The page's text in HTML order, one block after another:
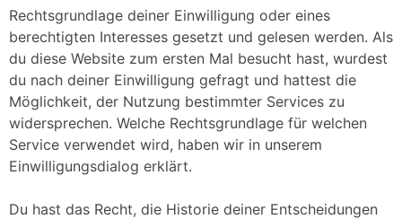
Rechtsgrundlage deiner Einwilligung oder eines
berechtigten Interesses gesetzt und gelesen werden. Als
du diese Website zum ersten Mal besucht hast, wurdest
du nach deiner Einwilligung gefragt und hattest die
Möglichkeit, der Nutzung bestimmter Services zu
widersprechen. Welche Rechtsgrundlage für welchen
Service verwendet wird, haben wir in unserem
Einwilligungsdialog erklärt.
Du hast das Recht, die Historie deiner Entscheidungen